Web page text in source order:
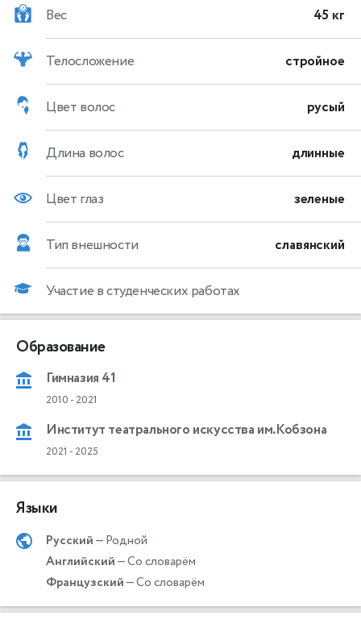
Вес 45 кг
Телосложение стройное
Цвет волос русый
Длина волос длинные
Цвет глаз зеленые
Тип внешности славянский
Участие в студенческих работах
Образование
Гимназия 41
2010 - 2021
Институт театрального искусства им.Кобзона
2021 - 2025
Языки
Русский— Родной
Английский— Со словарём
Французский— Со словарём